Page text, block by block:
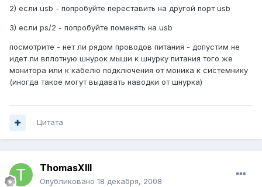
2) если usb - попробуйте переставить на другой порт usb
3) если ps/2 - попробуйте поменять на usb
посмотрите - нет ли рядом проводов питания - допустим не
идет ли вплотную шнурок мыши к шнурку питания того же
монитора или к кабелю подключения от моника к системнику
(иногда такое могут выдавать наводки от шнурка)
Цитата
ThomasXIII
Опубликовано 18 декабря, 2008